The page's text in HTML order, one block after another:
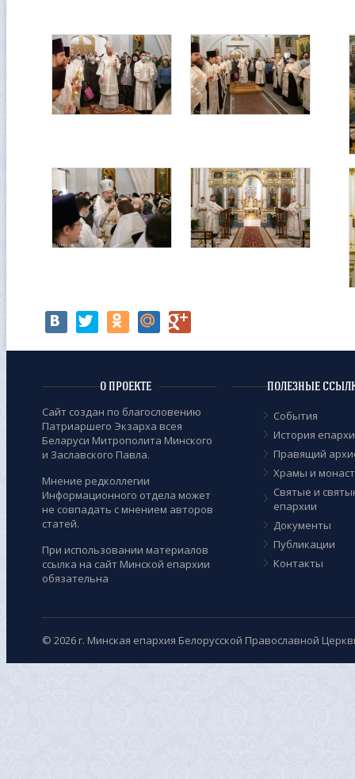
О ПРОЕКТЕ
Сайт создан по благословению
Патриаршего Экзарха всея
Беларуси Митрополита Минского
и Заславского Павла.
Мнение редколлегии
Информационного отдела может
не совпадать с мнением авторов
статей.
При использовании материалов
ссылка на сайт Минской епархии
обязательна
ПОЛЕЗНЫЕ
События
История
Правящий
Храмы и
Cвятые и
епархии
Документы
Публикации
Контакты
© 2026 г. Минская епархия Белорусской Православной